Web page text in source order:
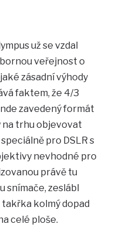
už se vzdal
veřejnost o
zásadní výhody
faktem, že 4/3
zavedený formát
na trhu objevovat
pro DSLR s
nevhodné pro
právě tu
snímače, zeslábl
kolmý dopad
celé ploše.